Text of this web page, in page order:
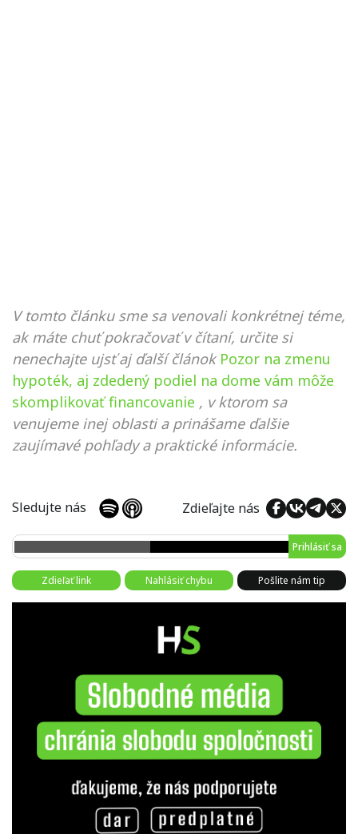
V tomto článku sme sa venovali konkrétnej téme,
ak máte chuť pokračovať v čítaní, určite si
nenechajte ujsť aj ďalší článok Pozor na zmenu
hypoték, aj zdedený podiel na dome vám môže
skomplikovať financovanie , v ktorom sa
venujeme inej oblasti a prinášame ďalšie
zaujímavé pohľady a praktické informácie.
Sledujte nás Zdieľajte nás
Prihlásiť sa
Zdieľať link Nahlásiť chybu Pošlite nám tip